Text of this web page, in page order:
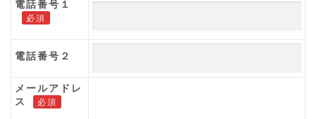
電話番号１
必須
電話番号２
メールアドレ
ス
必須